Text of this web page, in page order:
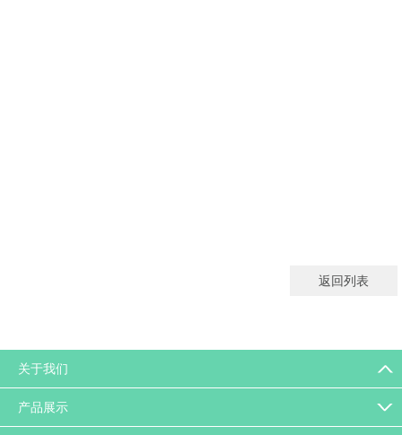
返回列表
关于我们
产品展示